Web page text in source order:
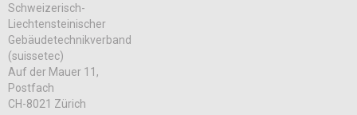
Schweizerisch-
Liechtensteinischer
Gebäudetechnikverband
(suissetec)
Auf der Mauer 11,
Postfach
CH-8021 Zürich